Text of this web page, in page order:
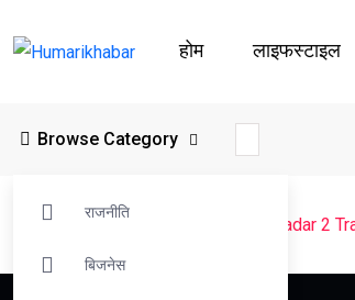
होम लाइफस्‍टाइल
Browse Category
राजनीति
बिजनेस
Humarikhabar> Gadar 2